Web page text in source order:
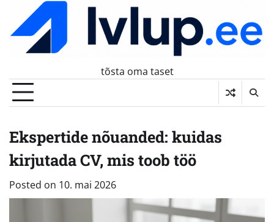
content
tõsta oma taset
Ekspertide nõuanded: kuidas
kirjutada CV, mis toob töö
Posted on 10. mai 2026